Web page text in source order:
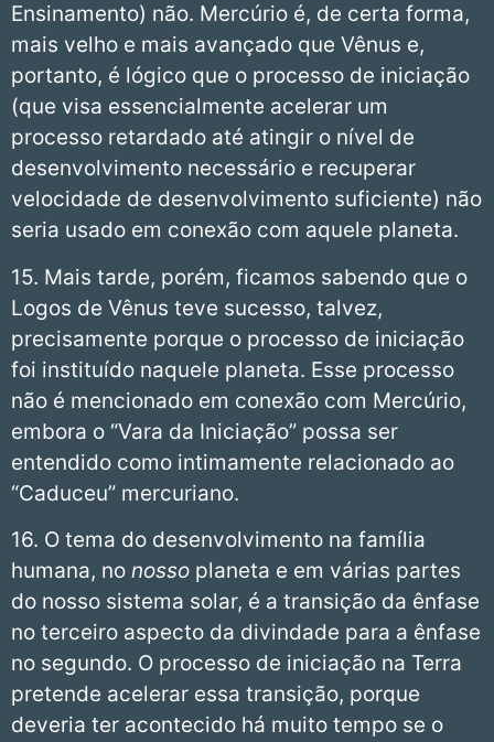
Ensinamento) não. Mercúrio é, de certa forma,
mais velho e mais avançado que Vênus e,
portanto, é lógico que o processo de iniciação
(que visa essencialmente acelerar um
processo retardado até atingir o nível de
desenvolvimento necessário e recuperar
velocidade de desenvolvimento suficiente) não
seria usado em conexão com aquele planeta.
15. Mais tarde, porém, ficamos sabendo que o
Logos de Vênus teve sucesso, talvez,
precisamente porque o processo de iniciação
foi instituído naquele planeta. Esse processo
não é mencionado em conexão com Mercúrio,
embora o “Vara da Iniciação” possa ser
entendido como intimamente relacionado ao
“Caduceu” mercuriano.
16. O tema do desenvolvimento na família
humana, no nosso planeta e em várias partes
do nosso sistema solar, é a transição da ênfase
no terceiro aspecto da divindade para a ênfase
no segundo. O processo de iniciação na Terra
pretende acelerar essa transição, porque
deveria ter acontecido há muito tempo se o